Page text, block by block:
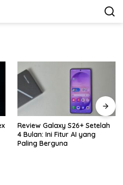
Setelah
Review Sennheiser
Rekomendasi Mic
Terbaik Buat Kamera